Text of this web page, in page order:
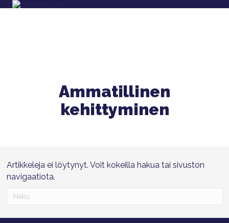
Ammatillinen
kehittyminen
Artikkeleja ei löytynyt. Voit kokeilla hakua tai sivuston
navigaatiota.